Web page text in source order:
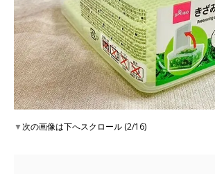
▼次の画像は下へスクロール (2/16)